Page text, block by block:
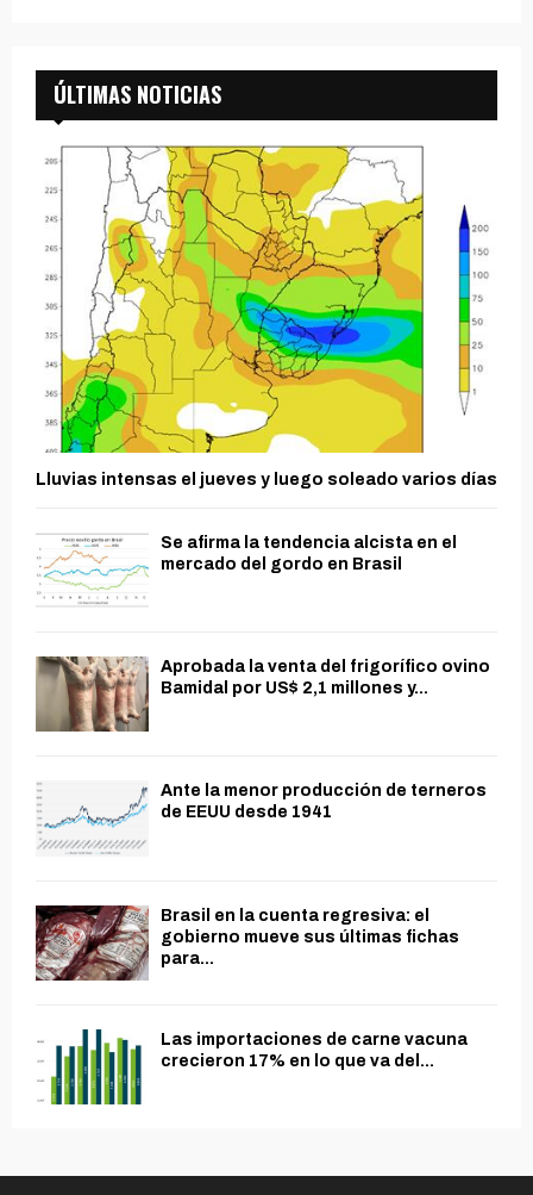
ÚLTIMAS NOTICIAS
Lluvias intensas el jueves y luego soleado varios días
Se afirma la tendencia alcista en el
mercado del gordo en Brasil
Aprobada la venta del frigorífico ovino
Bamidal por US$ 2,1 millones y...
Ante la menor producción de terneros
de EEUU desde 1941
Brasil en la cuenta regresiva: el
gobierno mueve sus últimas fichas
para...
Las importaciones de carne vacuna
crecieron 17% en lo que va del...